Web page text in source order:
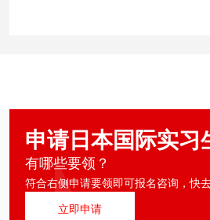
申请日本国际实习
有哪些要领？
符合右侧申请要领即可报名咨询，快
立即申请